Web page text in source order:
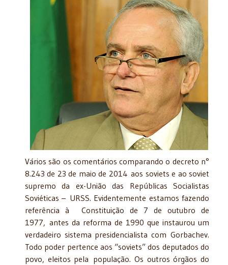
Vários são os comentários comparando o decreto n°
8.243 de 23 de maio de 2014 aos soviets e ao soviet
supremo da ex-União das Repúblicas Socialistas
Soviéticas – URSS. Evidentemente estamos fazendo
referência à Constituição de 7 de outubro de
1977, antes da reforma de 1990 que instaurou um
verdadeiro sistema presidencialista com Gorbachev.
Todo poder pertence aos “soviets” dos deputados do
povo, eleitos pela população. Os outros órgãos do